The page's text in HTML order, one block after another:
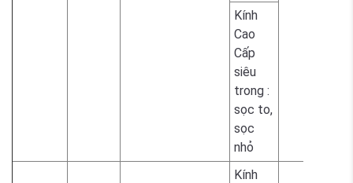
Kính
Cao
Cấp
siêu
trong :
sọc to,
sọc
nhỏ
Kính